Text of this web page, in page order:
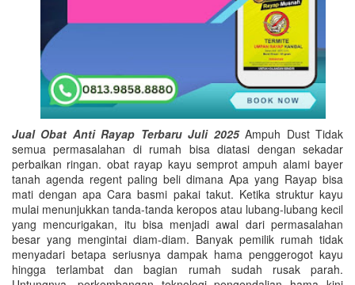
Jual Obat Anti Rayap Terbaru Juli 2025Ampuh Dust Tidak
semua permasalahan di rumah bisa diatasi dengan sekadar
perbaikan ringan. obat rayap kayu semprot ampuh alami bayer
tanah agenda regent paling beli dimana Apa yang Rayap bisa
mati dengan apa Cara basmi pakai takut. Ketika struktur kayu
mulai menunjukkan tanda-tanda keropos atau lubang-lubang kecil
yang mencurigakan, itu bisa menjadi awal dari permasalahan
besar yang mengintai diam-diam. Banyak pemilik rumah tidak
menyadari betapa seriusnya dampak hama penggerogot kayu
hingga terlambat dan bagian rumah sudah rusak parah.